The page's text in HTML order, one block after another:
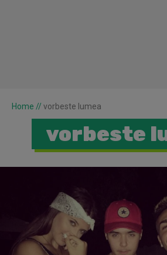
Home // vorbeste lumea
vorbeste